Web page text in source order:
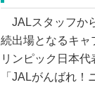
JALスタッフか
続出場となるキャ
リンピック日本
「JALがんばれ